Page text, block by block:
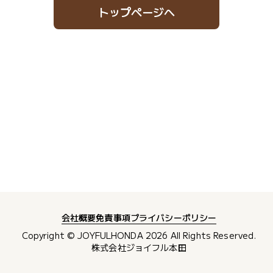
トップページへ
会社概要免責事項プライバシーポリシー
Copyright © JOYFULHONDA 2026 All Rights Reserved.
株式会社ジョイフル本田